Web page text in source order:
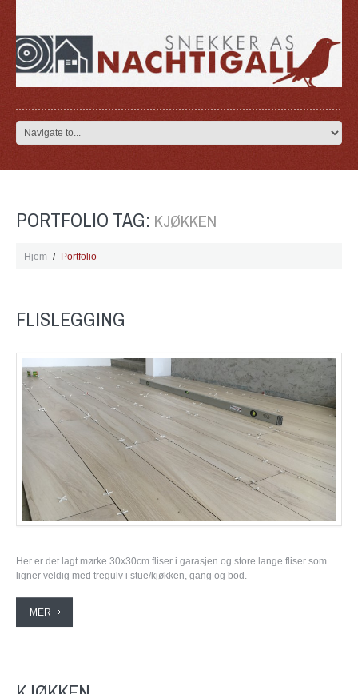
PORTFOLIO TAG: KJØKKEN
Hjem Portfolio
FLISLEGGING
Her er det lagt mørke 30x30cm fliser i garasjen og store lange fliser som
ligner veldig med tregulv i stue/kjøkken, gang og bod.
MER